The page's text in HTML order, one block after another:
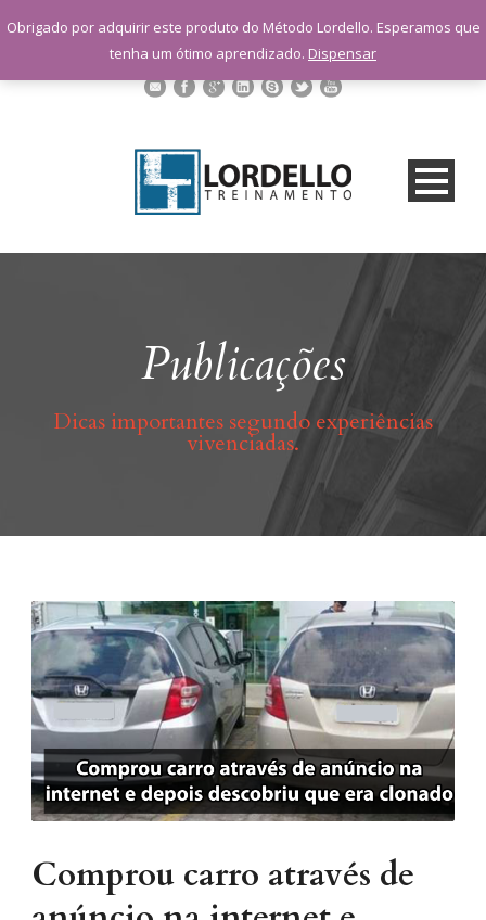
sac@lordellotreinamento.com.br
+55 11 9 1398-3091
Publicações
Dicas importantes segundo experiências
vivenciadas.
Comprou carro através de
Obrigado por adquirir este produto do Método Lordello. Esperamos que
tenha um ótimo aprendizado. Dispensar